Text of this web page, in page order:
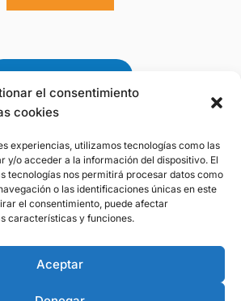
el consentimiento
cookies
experiencias, utilizamos tecnologías como las
y/o acceder a la información del dispositivo. El
tecnologías nos permitirá procesar datos como
o las identificaciones únicas en este
el consentimiento, puede afectar
características y funciones.
Aceptar
Premio a la Gestión
Sostenible del Agua 2025
de la Fundación Botín
-Politica de Privacidad-Politica
de Cookies